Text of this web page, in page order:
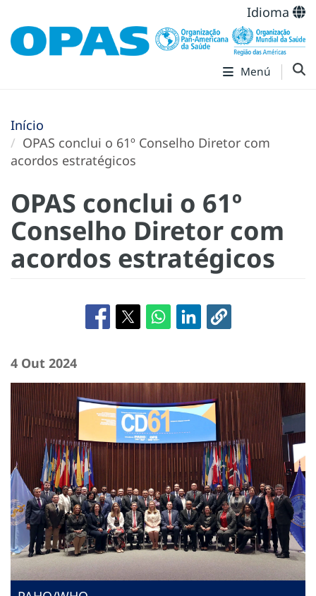
Idioma
Menú
Início
OPAS conclui o 61º Conselho Diretor com
acordos estratégicos
OPAS conclui o 61º
Conselho Diretor com
acordos estratégicos
4 Out 2024